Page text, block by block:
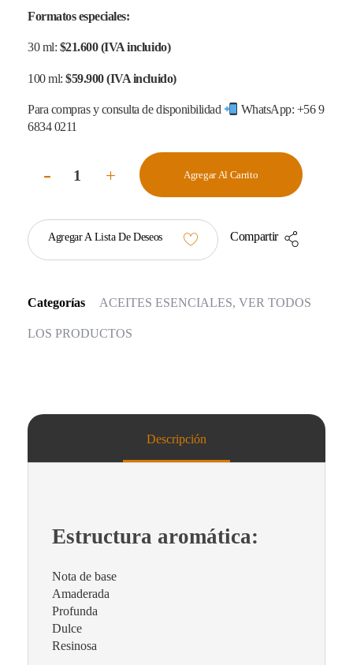
Formatos especiales:
30 ml: $21.600 (IVA incluido)
100 ml:$59.900 (IVA incluido)
Para compras y consulta de disponibilidad
WhatsApp: +56 9
6834 0211
Agregar Al Carrito
Agregar A Lista De Deseos Compartir
Categorías ACEITES ESENCIALES, VER TODOS
LOS PRODUCTOS
Descripción
Estructura aromática:
Nota de base
Amaderada
Profunda
Dulce
Resinosa